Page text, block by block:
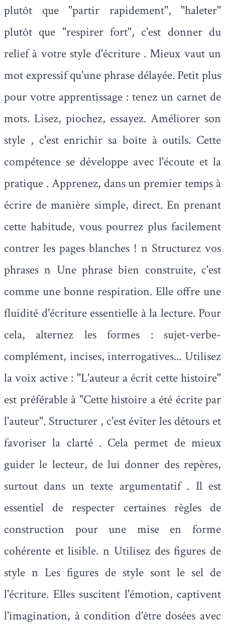
plutôt que "partir rapidement", "haleter"
plutôt que "respirer fort", c'est donner du
relief à votre style d'écriture . Mieux vaut un
mot expressif qu'une phrase délayée. Petit plus
pour votre apprentissage : tenez un carnet de
mots. Lisez, piochez, essayez. Améliorer son
style , c'est enrichir sa boîte à outils. Cette
compétence se développe avec l'écoute et la
pratique . Apprenez, dans un premier temps à
écrire de manière simple, direct. En prenant
cette habitude, vous pourrez plus facilement
contrer les pages blanches ! n Structurez vos
phrases n Une phrase bien construite, c'est
comme une bonne respiration. Elle offre une
fluidité d'écriture essentielle à la lecture. Pour
cela, alternez les formes : sujet-verbe-
complément, incises, interrogatives... Utilisez
la voix active : "L'auteur a écrit cette histoire"
est préférable à "Cette histoire a été écrite par
l'auteur". Structurer , c'est éviter les détours et
favoriser la clarté . Cela permet de mieux
guider le lecteur, de lui donner des repères,
surtout dans un texte argumentatif . Il est
essentiel de respecter certaines règles de
construction pour une mise en forme
cohérente et lisible. n Utilisez des figures de
style n Les figures de style sont le sel de
l'écriture. Elles suscitent l'émotion, captivent
l'imagination, à condition d'être dosées avec